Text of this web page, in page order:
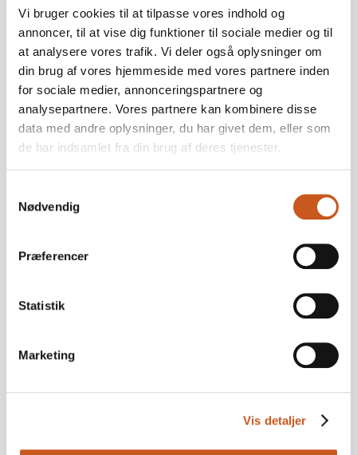
Vi bruger cookies til at tilpasse vores indhold og
annoncer, til at vise dig funktioner til sociale medier og til
at analysere vores trafik. Vi deler også oplysninger om
din brug af vores hjemmeside med vores partnere inden
for sociale medier, annonceringspartnere og
analysepartnere. Vores partnere kan kombinere disse
data med andre oplysninger, du har givet dem, eller som
de har indsamlet fra din brug af deres tjenester.
Nødvendig
Præferencer
Statistik
Marketing
Vis detaljer
Tlf.: 21456963